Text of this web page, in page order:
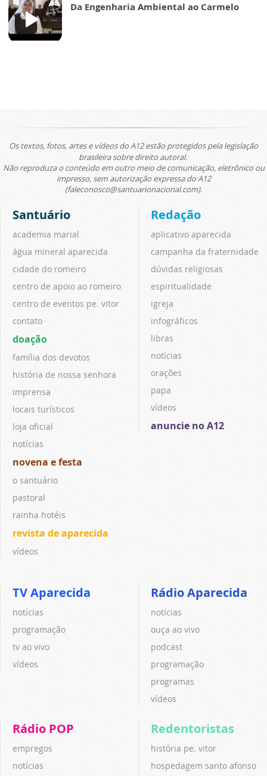
Da Engenharia Ambiental ao Carmelo
Os textos, fotos, artes e vídeos do A12 estão protegidos pela legislação
brasileira sobre direito autoral.
Não reproduza o conteúdo em outro meio de comunicação, eletrônico ou
impresso, sem autorização expressa do A12
(faleconosco@santuarionacional.com).
Santuário
academia marial
água mineral aparecida
cidade do romeiro
centro de apoio ao romeiro
centro de eventos pe. vitor
contato
doação
família dos devotos
história de nossa senhora
imprensa
locais turísticos
loja oficial
notícias
novena e festa
o santuário
pastoral
rainha hotéis
revista de aparecida
vídeos
Redação
aplicativo aparecida
campanha da fraternidade
dúvidas religiosas
espiritualidade
igreja
infográficos
libras
notícias
orações
papa
vídeos
anuncie no A12
TV Aparecida
notícias
programação
tv ao vivo
vídeos
Rádio Aparecida
notícias
ouça ao vivo
podcast
programação
programas
vídeos
Rádio POP
empregos
notícias
Redentoristas
história pe. vitor
hospedagem santo afonso